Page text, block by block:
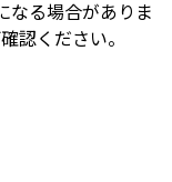
る場合がありま
認ください。